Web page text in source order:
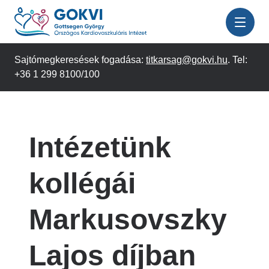
Ugrás
tartalomra
Sajtómegkeresések fogadása: titkarsag@gokvi.hu. Tel:
+36 1 299 8100/100
Intézetünk
kollégái
Markusovszky
Lajos díjban